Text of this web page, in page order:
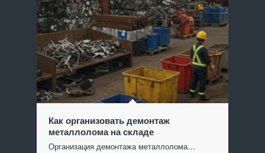
Как организовать демонтаж
металлолома на складе
Организация демонтажа металлолома…